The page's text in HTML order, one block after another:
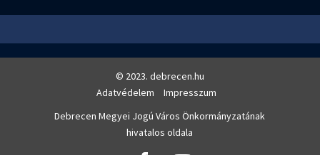
© 2023. debrecen.hu
Adatvédelem
Impresszum
Debrecen Megyei Jogú Város Önkormányzatának
hivatalos oldala